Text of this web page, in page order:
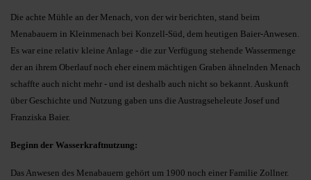
Die achte Mühle an der Menach, von der wir berichten, stand beim
Menabauern in Kleinmenach bei Konzell-Süd, dem heutigen Baier-Anwesen.
Es war eine relativ kleine Anlage - die zur Verfügung stehende Wassermenge
der an ihrem Oberlauf noch eher einem mächtigen Graben ähnelnden Menach
schaffte auch nicht mehr - und ist deshalb auch nicht so bekannt. Auskunft
über Geschichte und Nutzung gaben uns die Austragseheleute Josef und
Franziska Baier.
Beginn der Wasserkraftnutzung:
Das Anwesen des Menabauern gehört um 1900 noch einer Familie Zollner.